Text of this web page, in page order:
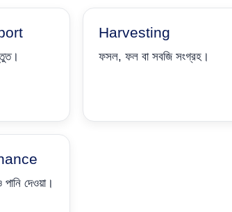
Harvesting
ফসল, ফল বা সবজি সংগ্রহ।
দেওয়া।